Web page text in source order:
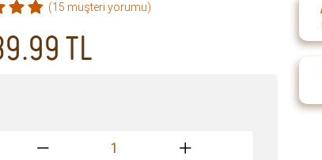
(15 müşteri yorumu)
TL
1